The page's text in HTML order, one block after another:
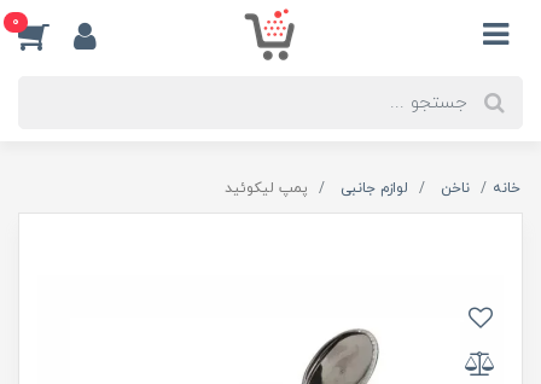
0
خانه ناخن لوازم جانبی پمپ لیکوئید